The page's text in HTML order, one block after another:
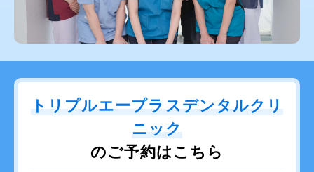
トリプルエープラスデンタルクリ
ニック
のご予約はこちら